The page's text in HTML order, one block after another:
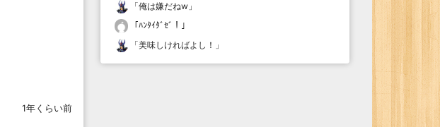
1年くらい前
「俺は嫌だねw 」
「ﾊﾝﾀｲﾀﾞｾﾞ！ 」
「美味しければよし！ 」